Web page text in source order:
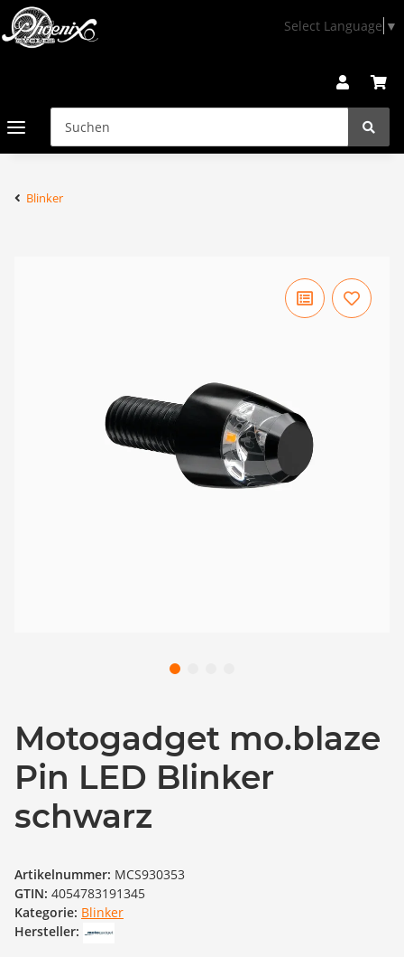
Select Language ▼
Blinker
Motogadget mo.blaze
Pin LED Blinker
schwarz
Artikelnummer: MCS930353
GTIN: 4054783191345
Kategorie: Blinker
Hersteller: